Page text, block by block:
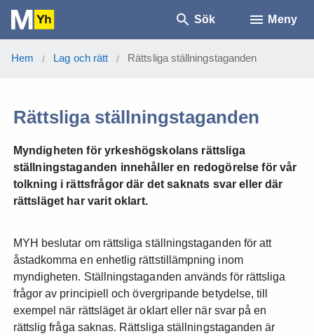
Sök Meny
Hem / Lag och rätt / Rättsliga ställningstaganden
Rättsliga ställningstaganden
Myndigheten för yrkeshögskolans rättsliga
ställningstaganden innehåller en redogörelse för vår
tolkning i rättsfrågor där det saknats svar eller där
rättsläget har varit oklart.
MYH beslutar om rättsliga ställningstaganden för att
åstadkomma en enhetlig rättstillämpning inom
myndigheten. Ställningstaganden används för rättsliga
frågor av principiell och övergripande betydelse, till
exempel när rättsläget är oklart eller när svar på en
rättslig fråga saknas. Rättsliga ställningstaganden är